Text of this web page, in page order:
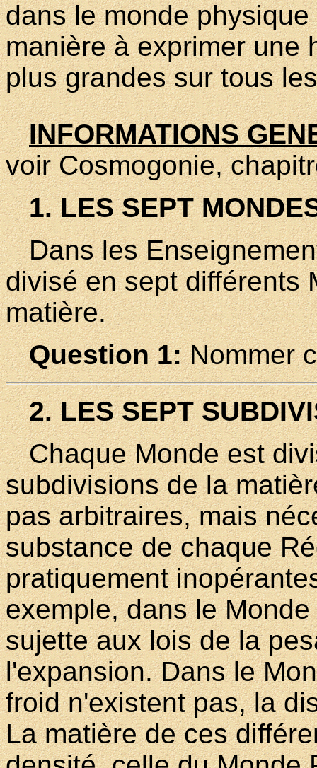
dans le monde
manière à exprimer une
plus grandes sur tous
INFORMATIONS
voir Cosmogonie,
1. LES SEPT
Dans les
divisé en sept différents
matière.
Question 1:Nommer
2. LES SEPT
Chaque Monde est
subdivisions de la
pas arbitraires, mais
substance de chaque
pratiquement
exemple, dans le
sujette aux lois de la
l'expansion. Dans le
froid n'existent pas, la
La matière de ces